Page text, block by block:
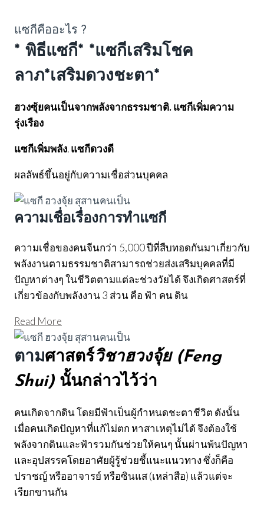
แซกีคืออะไร ?
* พิธีแซกี* *แซกีเสริมโชค
ลาภ*เสริมดวงชะตา*
ฮวงซุ้ยคนเป็นจากพลังจากธรรมชาติ.แซกีเพิ่มความ
รุ่งเรือง
แซกีเพิ่มพลัง.แซกีดวงดี
ผลลัพธ์ขึ้นอยู่กับความเชื่อส่วนบุคคล
ความเชื่อเรื่องการทำแซกี
ความเชื่อของคนจีนกว่า 5,000 ปีที่สืบทอดกันมาเกี่ยวกับ
พลังงานตามธรรมชาติสามารถช่วยส่งเสริมบุคคลที่มี
ปัญหาต่างๆ ในชีวิตตามแต่ละช่วงวัยได้ จึงเกิดศาสตร์ที่
เกี่ยวข้องกับพลังงาน 3 ส่วน คือ ฟ้า คน ดิน
Read More
ตามศาสตร์วิชาฮวงจุ้ย (Feng
Shui)นั้นกล่าวไว้ว่า
คนเกิดจากดิน โดยมีฟ้าเป็นผู้กำหนดชะตาชีวิต ดังนั้น
เมื่อคนเกิดปัญหาที่แก้ไม่ตก หาสาเหตุไม่ได้ จึงต้องใช้
พลังจากดินและฟ้ารวมกันช่วยให้คนๆ นั้นผ่านพ้นปัญหา
และอุปสรรคโดยอาศัยผู้รู้ช่วยชี้แนะแนวทาง ซึ่งก็คือ
ปราชญ์ หรืออาจารย์ หรือซินแส (เหล่าสือ) แล้วแต่จะ
เรียกขานกัน